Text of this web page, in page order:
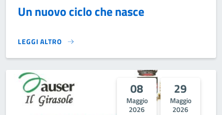
Un nuovo ciclo che nasce
LEGGI ALTRO
UN NUOVO CICLO CHE NASCE}
08
Maggio
2026
29
Maggio
2026